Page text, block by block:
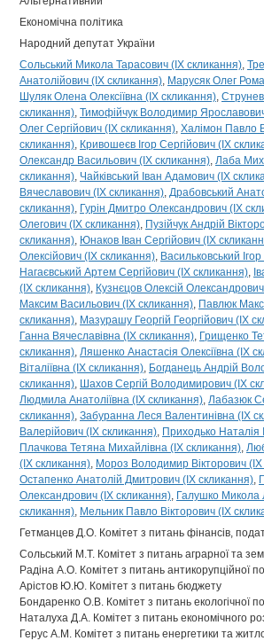
Економічна політика
Народний депутат України
Сольський Микола Тарасович (IX скликання)
Анатолійович (IX скликання) Марусяк Олег
Шуляк Олена Олексіївна (IX скликання)
скликання) Тимофійчук Володимир
Олег Сергійович (IX скликання) Халімон Павло
скликання) Кривошеєв Ігор Сергійович (IX
Олександр Васильович (IX скликання) Лаба
скликання) Чайківський Іван Адамович (IX
Вячеславович (IX скликання) Драбовський
скликання) Гурін Дмитро Олександрович (IX
Олегович (IX скликання) Пузійчук Андрій
скликання) Юнаков Іван Сергійович (IX
Олексійович (IX скликання) Васильковський
Нагаєвський Артем Сергійович (IX скликання)
(IX скликання) Кузнєцов Олексій
Максим Васильович (IX скликання) Павлюк
скликання) Мазурашу Георгій Георгійович (IX
Ганна Вячеславівна (IX скликання) Грищенко
скликання) Ляшенко Анастасія Олексіївна (IX
Віталіївна (IX скликання) Богданець Андрій
скликання) Шахов Сергій Володимирович (IX
Людмила Анатоліївна (IX скликання) Лабазюк
скликання) Забуранна Леся Валентинівна (IX
Валерійович (IX скликання) Приходько Наталія
Плачкова Тетяна Михайлівна (IX скликання)
(IX скликання) Мороз Володимир Вікторович (IX
Остапенко Анатолій Дмитрович (IX скликання)
Олександрович (IX скликання) Галушко Микола
скликання) Мельник Павло Вікторович (IX
Гетманцев Д.О. Комітет з питань фінансів,
Сольський М.Т. Комітет з питань аграрної та
Радіна А.О. Комітет з питань антикорупційної
Арістов Ю.Ю. Комітет з питань бюджету
Бондаренко О.В. Комітет з питань екологічної
Наталуха Д.А. Комітет з питань економічного
Герус А.М. Комітет з питань енергетики та